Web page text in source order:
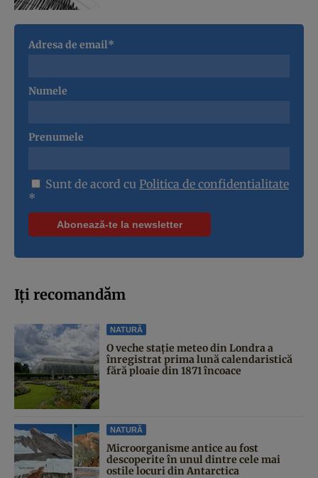
Adresa de email*
Numele
Prenumele
Sunt de acord cu Politica de confidentialitate
*
Iți recomandăm
NATURĂ
O veche stație meteo din Londra a
înregistrat prima lună calendaristică
fără ploaie din 1871 încoace
NATURĂ
Microorganisme antice au fost
descoperite în unul dintre cele mai
ostile locuri din Antarctica